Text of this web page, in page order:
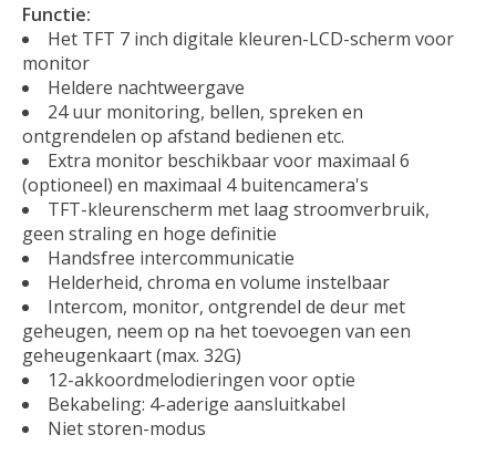
Functie:
Het TFT 7 inch digitale kleuren-LCD-scherm voor
monitor
Heldere nachtweergave
24 uur monitoring, bellen, spreken en
ontgrendelen op afstand bedienen etc.
Extra monitor beschikbaar voor maximaal 6
(optioneel) en maximaal 4 buitencamera's
TFT-kleurenscherm met laag stroomverbruik,
geen straling en hoge definitie
Handsfree intercommunicatie
Helderheid, chroma en volume instelbaar
Intercom, monitor, ontgrendel de deur met
geheugen, neem op na het toevoegen van een
geheugenkaart (max. 32G)
12-akkoordmelodieringen voor optie
Bekabeling: 4-aderige aansluitkabel
Niet storen-modus